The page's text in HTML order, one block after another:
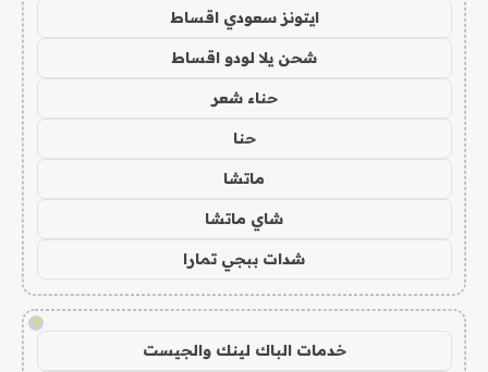
ايتونز سعودي اقساط
شحن يلا لودو اقساط
حناء شعر
حنا
ماتشا
شاي ماتشا
شدات ببجي تمارا
!
خدمات الباك لينك والجيست